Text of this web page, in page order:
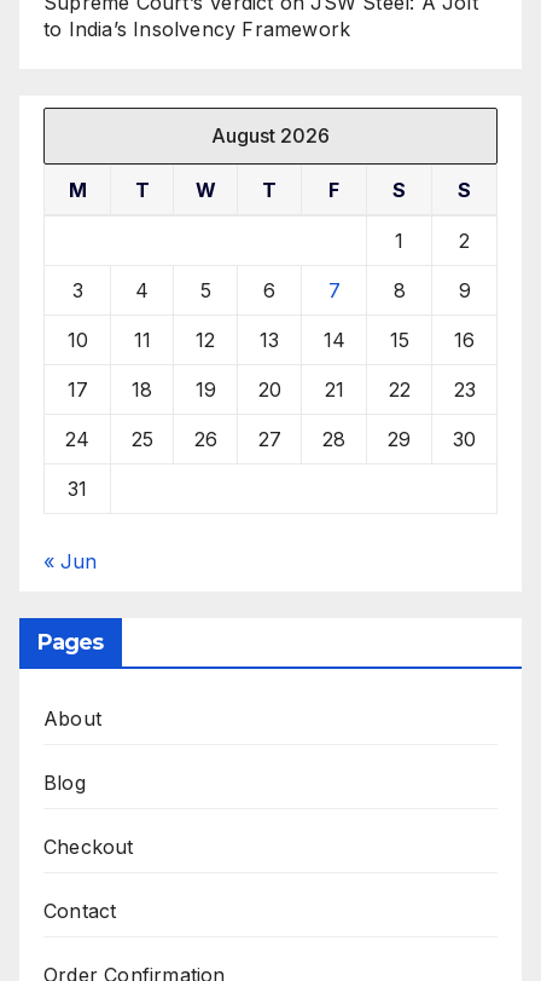
to India’s Insolvency Framework
August 2026
M T W T F S S
1 2
3 4 5 6 7 8 9
10 11 12 13 14 15 16
17 18 19 20 21 22 23
24 25 26 27 28 29 30
31
« Jun
Pages
About
Blog
Checkout
Contact
Order Confirmation